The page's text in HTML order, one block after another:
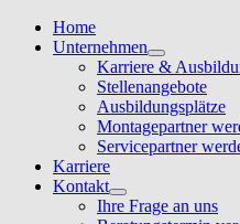
Home
Unternehmen
Karriere &
Stellenangebote
Ausbildungsplätze
Montagepartner
Servicepartner
Karriere
Kontakt
Ihre Frage an uns